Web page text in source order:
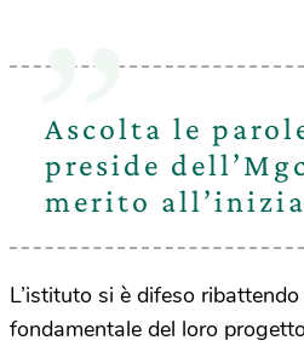
Ascolta le
preside
merito
L’istituto si è difeso
fondamentale del loro